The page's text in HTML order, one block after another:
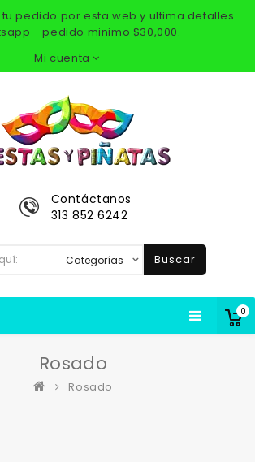
tu pedido por esta web y ultima detalles
- pedido minimo $30,000.
Mi cuenta
0
Contáctanos
313 852 6242
Buscar
Rosado
Rosado